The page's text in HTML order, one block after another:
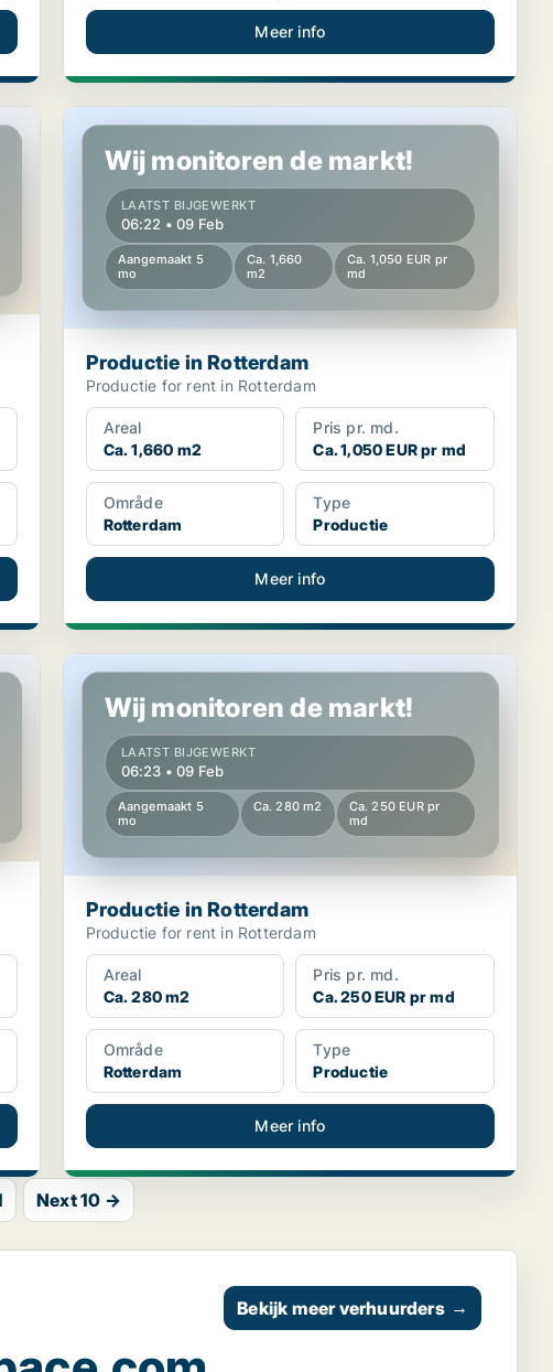
Meer info
Productie in Rotterdam
Wij monitoren de markt!
LAATST BIJGEWERKT
06:22 • 09 Feb
Aangemaakt 5
mo
Ca. 1,660
m2
Ca. 1,050 EUR pr
md
Productie in Rotterdam
Productie for rent in Rotterdam
Areal
Ca. 1,660 m2
Pris pr. md.
Ca. 1,050 EUR pr md
Område
Rotterdam
Type
Productie
Meer info
Productie in Rotterdam
Wij monitoren de markt!
LAATST BIJGEWERKT
06:23 • 09 Feb
Aangemaakt 5
mo
Ca. 280 m2
Ca. 250 EUR pr
md
Productie in Rotterdam
Productie for rent in Rotterdam
Areal
Ca. 280 m2
Pris pr. md.
Ca. 250 EUR pr md
Område
Rotterdam
Type
Productie
Meer info
Next 10 →
Bekijk meer verhuurders →